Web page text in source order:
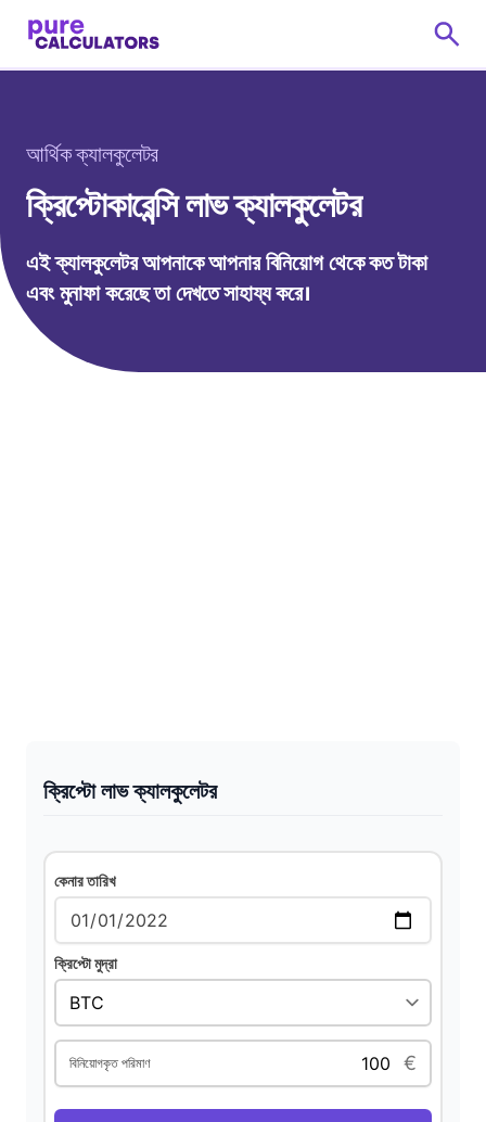
আর্থিক ক্যালকুলেটর
ক্রিপ্টোকারেন্সি লাভ ক্যালকুলেটর
এই ক্যালকুলেটর আপনাকে আপনার বিনিয়োগ থেকে কত টাকা
এবং মুনাফা করেছে তা দেখতে সাহায্য করে।
ক্রিপ্টো লাভ ক্যালকুলেটর
কেনার তারিখ
ক্রিপ্টো মুদ্রা
বিনিয়োগকৃত পরিমাণ €